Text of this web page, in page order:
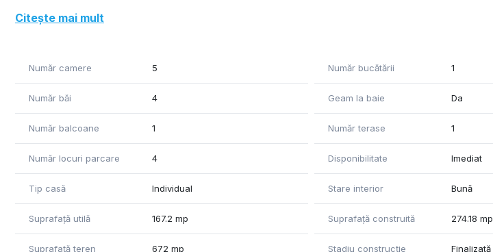
Suprafata utila etaj : 81 mp
Vila se vinde mobilata si utilata
Citește mai mult
Număr camere 5 Număr bucătării 1
Număr băi 4 Geam la baie Da
Număr balcoane 1 Număr terase 1
Număr locuri parcare 4 Disponibilitate Imediat
Tip casă Individual Stare interior Bună
Suprafață utilă 167.2 mp Suprafață construită 274.18 mp
Suprafață teren 672 mp Stadiu construcție Finalizată